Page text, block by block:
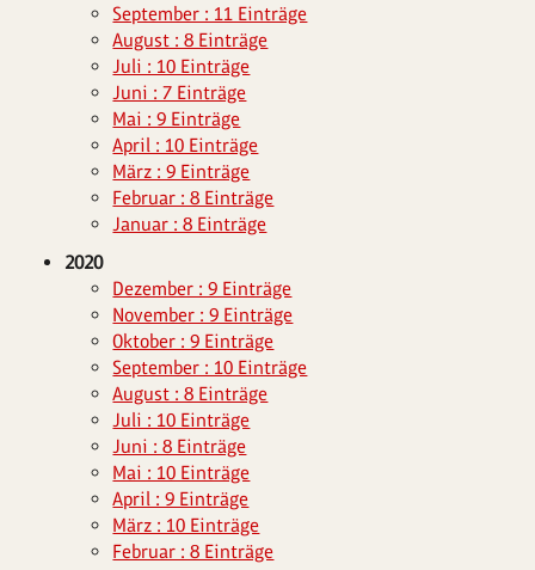
September : 11 Einträge
August : 8 Einträge
Juli : 10 Einträge
Juni : 7 Einträge
Mai : 9 Einträge
April : 10 Einträge
März : 9 Einträge
Februar : 8 Einträge
Januar : 8 Einträge
2020
Dezember : 9 Einträge
November : 9 Einträge
Oktober : 9 Einträge
September : 10 Einträge
August : 8 Einträge
Juli : 10 Einträge
Juni : 8 Einträge
Mai : 10 Einträge
April : 9 Einträge
März : 10 Einträge
Februar : 8 Einträge